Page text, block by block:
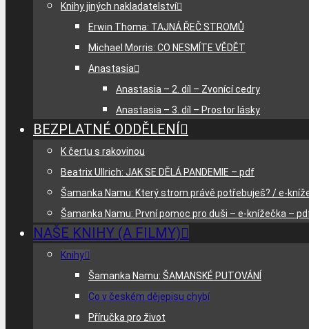
Knihy jiných nakladatelství
Erwin Thoma: TAJNÁ ŘEČ STROMŮ
Michael Morris: CO NESMÍTE VĚDĚT
Anastasia
Anastasia – 2. díl – Zvonící cedry
Anastasia – 3. díl – Prostor lásky
BEZPLATNÉ ODDĚLENÍ
K čertu s rakovinou
Beatrix Ullrich: JAK SE DĚLÁ PANDEMIE – pdf
Šamanka Namu: Který strom právě potřebuješ? / e-
Šamanka Namu: První pomoc pro duši – e-knížečka –
NAŠE KNIHY (A FILMY)
Knihy
Šamanka Namu: ŠAMANSKÉ PUTOVÁNÍ
Co v českém dějepisu chybí
Příručka pro život